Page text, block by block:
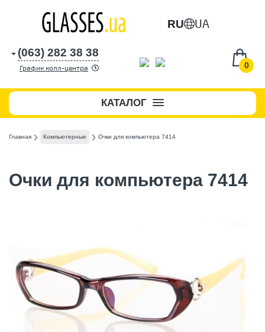
RU UA
0
(063) 282 38 38
График колл-центра
КАТАЛОГ
Главная Компьютерные Очки для компьютера 7414
Очки для компьютера 7414